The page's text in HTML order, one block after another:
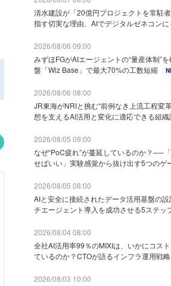
清水建設が「20億円プロジェクトを常駐
指す切実な理由、AIでデジタルゼネコン
2026/08/06 09:00
みずほFGがAIエージェントの“量産体制”
盤「Wiz Base」で最大70%の工数短縮
2026/08/06 08:00
JR東海がNRIと挑む“前例なき上流工程変
想を支えるAI活用と変化に適応できる組
2026/08/05 09:00
なぜ“PoC疲れ”が蔓延しているのか？──
せばいい」実験感覚から抜け出す5つのゲ
2026/08/05 08:00
AIと安全に接続されたデータ活用基盤の
チエージェント導入を成功させる5ステッ
2026/08/04 08:00
全社AI活用率99％のMIXIは、いかにコス
ているのか？CTOが語るインフラ運用戦略
2026/08/03 10:00